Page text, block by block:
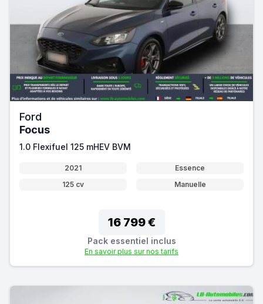
Ford
Focus
1.0 Flexifuel 125 mHEV BVM
2021
Essence
125 cv
Manuelle
16 799 €
Pack essentiel inclus
En savoir plus sur nos tarifs